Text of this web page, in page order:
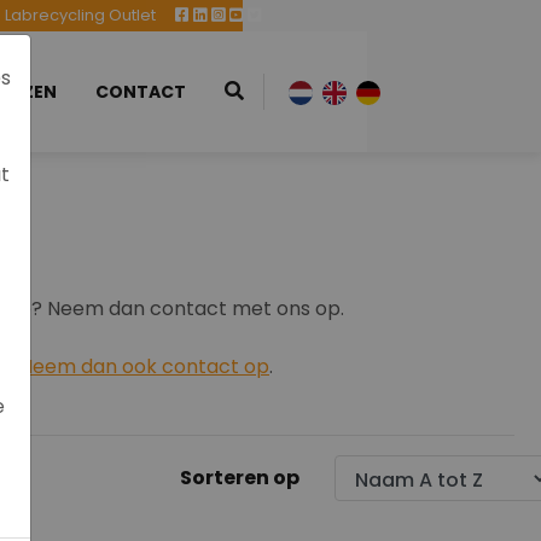
Labrecycling Outlet
CONTACT
Neem dan contact met ons op.
Neem dan ook contact op.
Sorteren op